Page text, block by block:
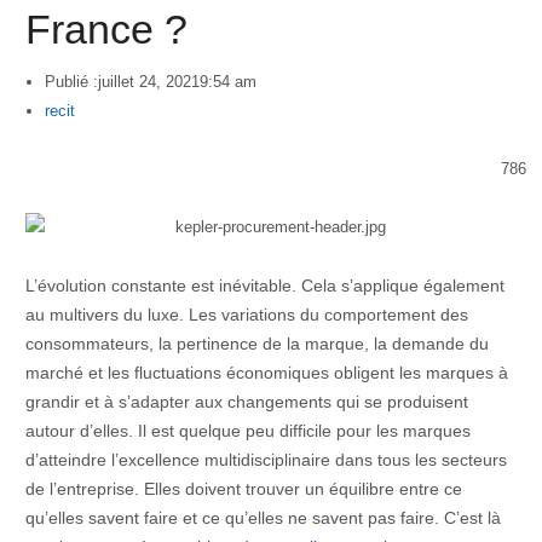
France ?
Publié :juillet 24, 20219:54 am
Author
recit
786
L’évolution constante est inévitable. Cela s’applique également
au multivers du luxe. Les variations du comportement des
consommateurs, la pertinence de la marque, la demande du
marché et les fluctuations économiques obligent les marques à
grandir et à s’adapter aux changements qui se produisent
autour d’elles. Il est quelque peu difficile pour les marques
d’atteindre l’excellence multidisciplinaire dans tous les secteurs
de l’entreprise. Elles doivent trouver un équilibre entre ce
qu’elles savent faire et ce qu’elles ne savent pas faire. C’est là